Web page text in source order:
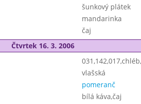
šunkový plátek
mandarinka
čaj
Čtvrtek 16. 3. 2006
vlašská
pomeranč
bílá káva,čaj